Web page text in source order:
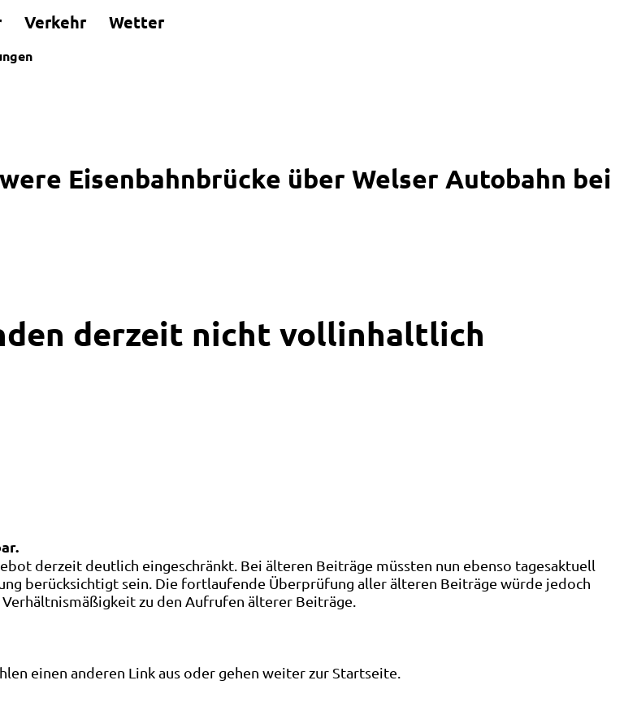
Verkehr Wetter
Eisenbahnbrücke über Welser Autobahn bei
derzeit nicht vollinhaltlich
derzeit deutlich eingeschränkt. Bei älteren Beiträge müssten nun ebenso tagesaktuell
berücksichtigt sein. Die fortlaufende Überprüfung aller älteren Beiträge würde jedoch
zu den Aufrufen älterer Beiträge.
einen anderen Link aus oder gehen weiter zur Startseite.